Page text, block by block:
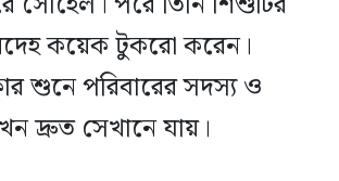
কয়েক টুকরো করেন।
শুনে পরিবারের সদস্য ও
দ্রুত সেখানে যায়।